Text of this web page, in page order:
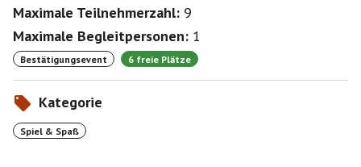
Maximale Teilnehmerzahl: 9
Maximale Begleitpersonen: 1
Bestätigungsevent 6 freie Plätze
Kategorie
Spiel & Spaß